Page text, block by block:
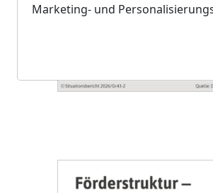
Marketing- und